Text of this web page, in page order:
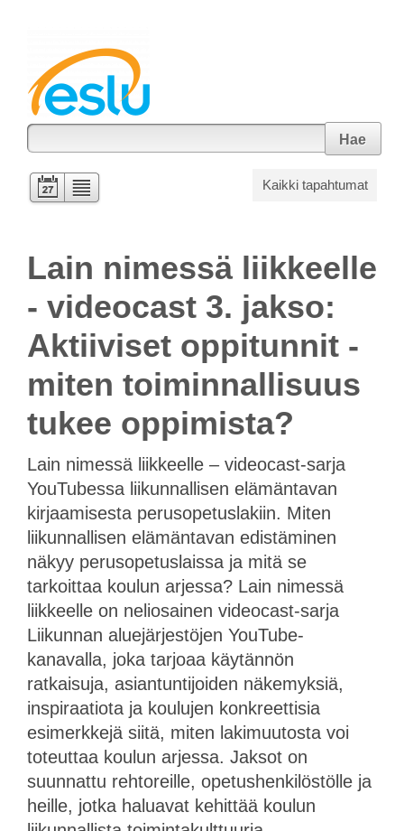
Hae
Kaikki tapahtumat
Lain nimessä liikkeelle
- videocast 3. jakso:
Aktiiviset oppitunnit -
miten toiminnallisuus
tukee oppimista?
Lain nimessä liikkeelle – videocast-sarja
YouTubessa liikunnallisen elämäntavan
kirjaamisesta perusopetuslakiin. Miten
liikunnallisen elämäntavan edistäminen
näkyy perusopetuslaissa ja mitä se
tarkoittaa koulun arjessa? Lain nimessä
liikkeelle on neliosainen videocast-sarja
Liikunnan aluejärjestöjen YouTube-
kanavalla, joka tarjoaa käytännön
ratkaisuja, asiantuntijoiden näkemyksiä,
inspiraatiota ja koulujen konkreettisia
esimerkkejä siitä, miten lakimuutosta voi
toteuttaa koulun arjessa. Jaksot on
suunnattu rehtoreille, opetushenkilöstölle ja
heille, jotka haluavat kehittää koulun